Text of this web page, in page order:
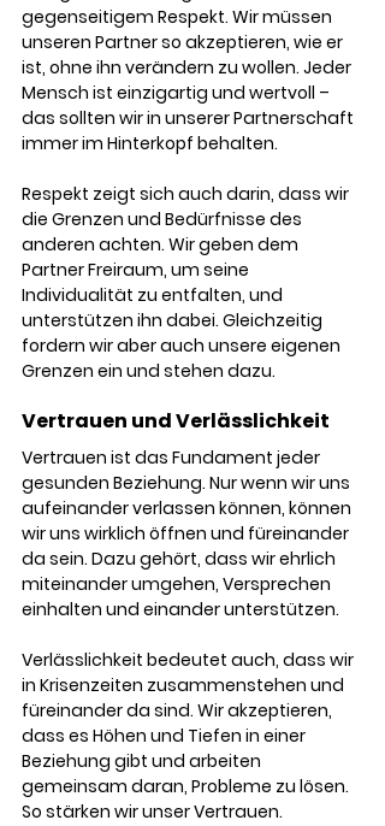
gegenseitigem Respekt. Wir müssen
unseren Partner so akzeptieren, wie er
ist, ohne ihn verändern zu wollen. Jeder
Mensch ist einzigartig und wertvoll –
das sollten wir in unserer Partnerschaft
immer im Hinterkopf behalten.
Respekt zeigt sich auch darin, dass wir
die Grenzen und Bedürfnisse des
anderen achten. Wir geben dem
Partner Freiraum, um seine
Individualität zu entfalten, und
unterstützen ihn dabei. Gleichzeitig
fordern wir aber auch unsere eigenen
Grenzen ein und stehen dazu.
Vertrauen und Verlässlichkeit
Vertrauen ist das Fundament jeder
gesunden Beziehung. Nur wenn wir uns
aufeinander verlassen können, können
wir uns wirklich öffnen und füreinander
da sein. Dazu gehört, dass wir ehrlich
miteinander umgehen, Versprechen
einhalten und einander unterstützen.
Verlässlichkeit bedeutet auch, dass wir
in Krisenzeiten zusammenstehen und
füreinander da sind. Wir akzeptieren,
dass es Höhen und Tiefen in einer
Beziehung gibt und arbeiten
gemeinsam daran, Probleme zu lösen.
So stärken wir unser Vertrauen.